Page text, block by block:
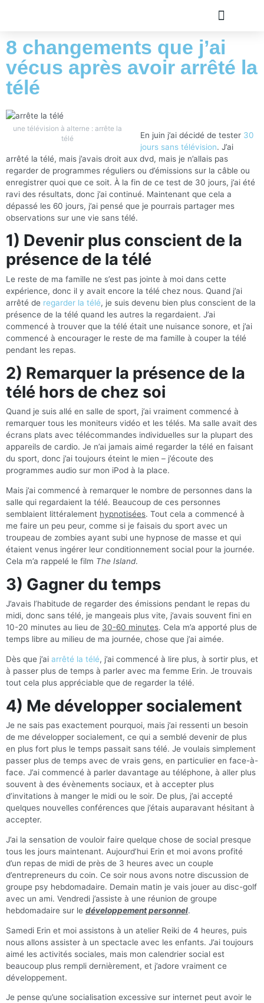
8 changements que j’ai
vécus après avoir arrêté la
télé
une télévision à alterne : arrête la
télé
En juin j’ai décidé de tester 30
jours sans télévision. J’ai
arrêté la télé, mais j’avais droit aux dvd, mais je n’allais pas
regarder de programmes réguliers ou d’émissions sur la câble ou
enregistrer quoi que ce soit. À la fin de ce test de 30 jours, j’ai été
ravi des résultats, donc j’ai continué. Maintenant que cela a
dépassé les 60 jours, j’ai pensé que je pourrais partager mes
observations sur une vie sans télé.
1) Devenir plus conscient de la
présence de la télé
Le reste de ma famille ne s’est pas jointe à moi dans cette
expérience, donc il y avait encore la télé chez nous. Quand j’ai
arrêté de regarder la télé, je suis devenu bien plus conscient de la
présence de la télé quand les autres la regardaient. J’ai
commencé à trouver que la télé était une nuisance sonore, et j’ai
commencé à encourager le reste de ma famille à couper la télé
pendant les repas.
2) Remarquer la présence de la
télé hors de chez soi
Quand je suis allé en salle de sport, j’ai vraiment commencé à
remarquer tous les moniteurs vidéo et les télés. Ma salle avait des
écrans plats avec télécommandes individuelles sur la plupart des
appareils de cardio. Je n’ai jamais aimé regarder la télé en faisant
du sport, donc j’ai toujours éteint le mien – j’écoute des
programmes audio sur mon iPod à la place.
Mais j’ai commencé à remarquer le nombre de personnes dans la
salle qui regardaient la télé. Beaucoup de ces personnes
semblaient littéralement hypnotisées. Tout cela a commencé à
me faire un peu peur, comme si je faisais du sport avec un
troupeau de zombies ayant subi une hypnose de masse et qui
étaient venus ingérer leur conditionnement social pour la journée.
Cela m’a rappelé le film The Island.
3) Gagner du temps
J’avais l’habitude de regarder des émissions pendant le repas du
midi, donc sans télé, je mangeais plus vite, j’avais souvent fini en
10-20 minutes au lieu de 30-60 minutes. Cela m’a apporté plus de
temps libre au milieu de ma journée, chose que j’ai aimée.
Dès que j’ai arrêté la télé, j’ai commencé à lire plus, à sortir plus, et
à passer plus de temps à parler avec ma femme Erin. Je trouvais
tout cela plus appréciable que de regarder la télé.
4) Me développer socialement
Je ne sais pas exactement pourquoi, mais j’ai ressenti un besoin
de me développer socialement, ce qui a semblé devenir de plus
en plus fort plus le temps passait sans télé. Je voulais simplement
passer plus de temps avec de vrais gens, en particulier en face-à-
face. J’ai commencé à parler davantage au téléphone, à aller plus
souvent à des évènements sociaux, et à accepter plus
d’invitations à manger le midi ou le soir. De plus, j’ai accepté
quelques nouvelles conférences que j’étais auparavant hésitant à
accepter.
J’ai la sensation de vouloir faire quelque chose de social presque
tous les jours maintenant. Aujourd’hui Erin et moi avons profité
d’un repas de midi de près de 3 heures avec un couple
d’entrepreneurs du coin. Ce soir nous avons notre discussion de
groupe psy hebdomadaire. Demain matin je vais jouer au disc-golf
avec un ami. Vendredi j’assiste à une réunion de groupe
hebdomadaire sur le développement personnel.
Samedi Erin et moi assistons à un atelier Reiki de 4 heures, puis
nous allons assister à un spectacle avec les enfants. J’ai toujours
aimé les activités sociales, mais mon calendrier social est
beaucoup plus rempli dernièrement, et j’adore vraiment ce
développement.
Je pense qu’une socialisation excessive sur internet peut avoir le